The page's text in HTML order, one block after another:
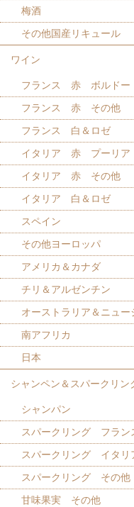
梅酒
その他国産リキュール
ワイン
フランス 赤 ボルドー
フランス 赤 その他
フランス 白＆ロゼ
イタリア 赤 プーリア
イタリア 赤 その他
イタリア 白＆ロゼ
スペイン
その他ヨーロッパ
アメリカ＆カナダ
チリ＆アルゼンチン
オーストラリア＆ニュー
南アフリカ
日本
シャンペン＆スパークリン
シャンパン
スパークリング フラン
スパークリング イタリ
スパークリング その他
甘味果実 その他